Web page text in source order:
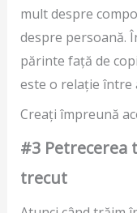
mult despre
despre persoană.
părinte față de
este o relație între
Creați împreună
#3
trecut